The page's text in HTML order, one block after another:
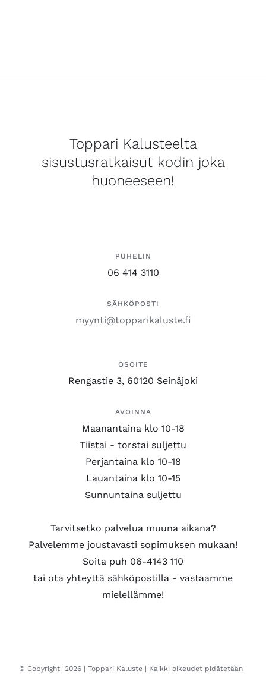
Toppari Kalusteelta
sisustusratkaisut kodin joka
huoneeseen!
PUHELIN
06 414 3110
SÄHKÖPOSTI
myynti@topparikaluste.fi
OSOITE
Rengastie 3, 60120 Seinäjoki
AVOINNA
Maanantaina klo 10-18
Tiistai - torstai suljettu
Perjantaina klo 10-18
Lauantaina klo 10-15
Sunnuntaina suljettu
Tarvitsetko palvelua muuna aikana?
Palvelemme joustavasti sopimuksen mukaan!
Soita puh 06-4143 110
tai ota yhteyttä sähköpostilla - vastaamme
mielellämme!
© Copyright 2026 | Toppari Kaluste | Kaikki oikeudet pidätetään |